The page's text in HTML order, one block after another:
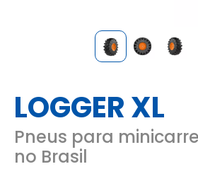
LOGGER XL
Pneus para
no Brasil